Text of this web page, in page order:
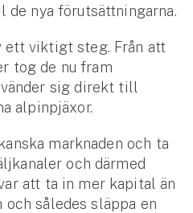
nya förutsättningarna.
ett viktigt steg. Från att
tog de nu fram
sig direkt till
alpinpjäxor.
marknaden och ta
och därmed
att ta in mer kapital än
således släppa en